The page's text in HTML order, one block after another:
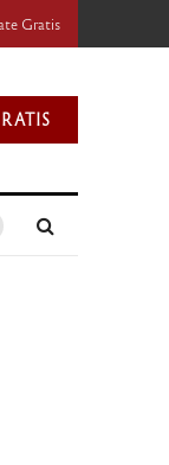
Gratis